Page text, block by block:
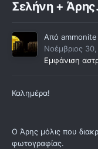
Σελήνη + Άρης.
Από ammonite
Νοέμβριος
Εμφάνιση
Καλημέρα!
Ο Άρης μόλις που
φωτογραφίας.